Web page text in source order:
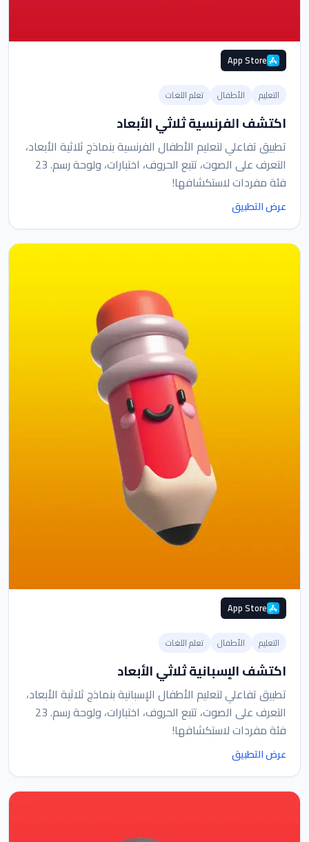
App Store
التعليم الأطفال تعلم اللغات
اكتشف الفرنسية ثلاثي الأبعاد
تطبيق تفاعلي لتعليم الأطفال الفرنسية بنماذج ثلاثية الأبعاد،
التعرف على الصوت، تتبع الحروف، اختبارات، ولوحة رسم. 23
فئة مفردات لاستكشافها!
عرض التطبيق
App Store
التعليم الأطفال تعلم اللغات
اكتشف الإسبانية ثلاثي الأبعاد
تطبيق تفاعلي لتعليم الأطفال الإسبانية بنماذج ثلاثية الأبعاد،
التعرف على الصوت، تتبع الحروف، اختبارات، ولوحة رسم. 23
فئة مفردات لاستكشافها!
عرض التطبيق